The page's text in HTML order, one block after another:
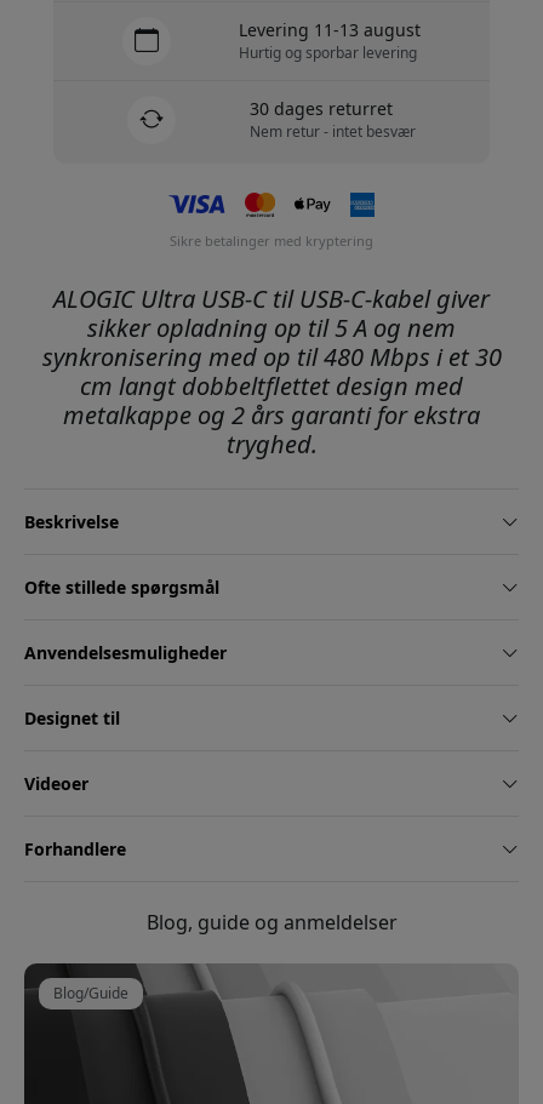
Levering 11-13 august
Hurtig og sporbar levering
30 dages returret
Nem retur - intet besvær
Sikre betalinger med kryptering
ALOGIC Ultra USB-C til USB-C-kabel giver
sikker opladning op til 5 A og nem
synkronisering med op til 480 Mbps i et 30
cm langt dobbeltflettet design med
metalkappe og 2 års garanti for ekstra
tryghed.
Beskrivelse
Ofte stillede spørgsmål
Anvendelsesmuligheder
Designet til
Videoer
Forhandlere
Blog, guide og anmeldelser
Blog/Guide